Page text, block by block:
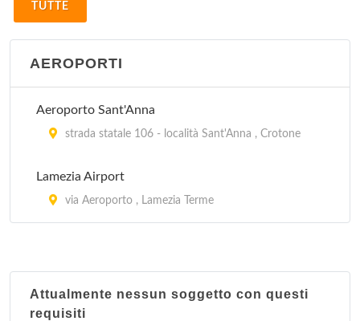
TUTTE
AEROPORTI
Aeroporto Sant'Anna
strada statale 106 - località Sant'Anna , Crotone
Lamezia Airport
via Aeroporto , Lamezia Terme
Attualmente nessun soggetto con questi
requisiti